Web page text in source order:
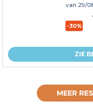
van 29/
-30%
ZIE
MEER